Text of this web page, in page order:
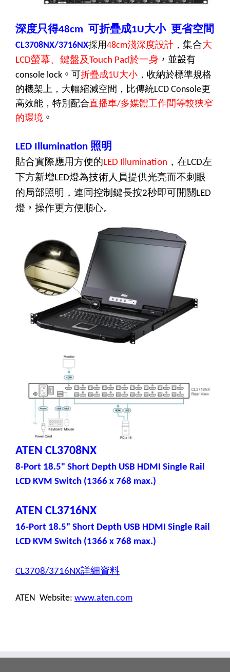
深度只得48cm 可折疊成1U大小 更省空間
CL3708NX/3716NX採用48cm淺深度設計 ， 集合大
LCD螢幕、鍵盤及Touch Pad於一身 ，並設有
console lock 。 可折疊成1U大小 ，收納於標準規格
的機架上，大幅縮減空間，比傳統LCD Console更
高效能，特別配合直播車/多媒體工作間等較狹窄
的環境 。
LED Illumination 照明
貼合實際應用方便的 LED Illumination ，在 LCD左
下方新增 LED燈為技術人員提供光亮而不刺眼
的局部照明，連同控制鍵長按2秒即可開關 LED
燈 ， 操作更方便順心。
ATEN CL3708NX
8-Port 18.5" Short Depth USB HDMI Single Rail
LCD KVM Switch (1366 x 768 max.)
ATEN CL3716NX
16-Port 18.5" Short Depth USB HDMI Single Rail
LCD KVM Switch (1366 x 768 max.)
CL3708/3716NX詳細資料
ATEN Website: www.aten.com